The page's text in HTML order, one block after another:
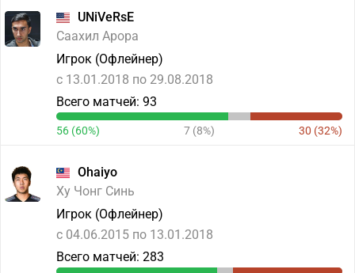
UNiVeRsE
Саахил Арора
Игрок (Офлейнер)
c 13.01.2018 по 29.08.2018
Всего матчей: 93
56 (60%) 7 (8%) 30 (32%)
Ohaiyo
Ху Чонг Синь
Игрок (Офлейнер)
c 04.06.2015 по 13.01.2018
Всего матчей: 283